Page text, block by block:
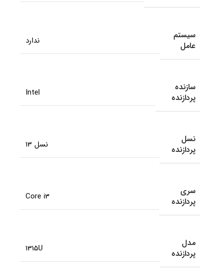
سیستم
عامل
ندارد
سازنده
پردازنده
Intel
نسل
پردازنده
نسل 13
سری
پردازنده
Core i3
مدل
پردازنده
1315U